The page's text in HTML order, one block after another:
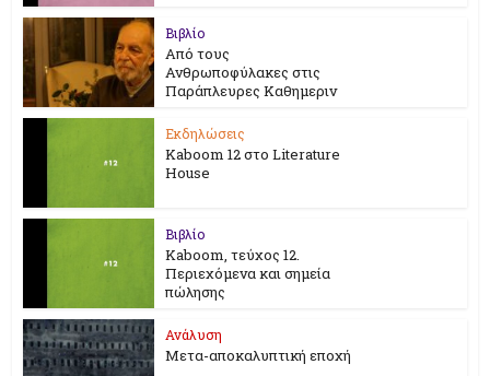
Βιβλίο
Από τους
Ανθρωποφύλακες στις
Παράπλευρες Καθημεριν
Εκδηλώσεις
Kaboom 12 στο Literature
House
Βιβλίο
Kaboom, τεύχος 12.
Περιεχόμενα και σημεία
πώλησης
Ανάλυση
Μετα-αποκαλυπτική εποχή